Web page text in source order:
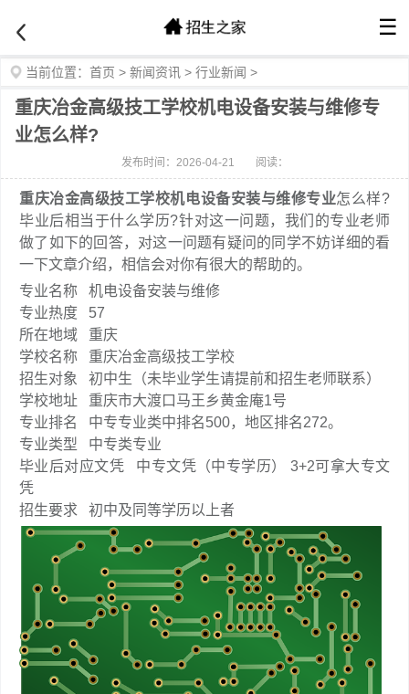
☰
当前位置： 首页 > 新闻资讯 > 行业新闻 >
重庆冶金高级技工学校机电设备安装与维修专
业怎么样?
发布时间：2026-04-21 阅读：
重庆冶金高级技工学校机电设备安装与维修专业怎么样?
毕业后相当于什么学历?针对这一问题，我们的专业老师
做了如下的回答，对这一问题有疑问的同学不妨详细的看
一下文章介绍，相信会对你有很大的帮助的。
专业名称
机电设备安装与维修
专业热度
57
所在地域
重庆
学校名称
重庆冶金高级技工学校
招生对象
初中生（未毕业学生请提前和招生老师联系）
学校地址
重庆市大渡口马王乡黄金庵1号
专业排名
中专专业类中排名500，地区排名272。
专业类型
中专类专业
毕业后对应文凭
中专文凭（中专学历） 3+2可拿大专文
凭
招生要求
初中及同等学历以上者